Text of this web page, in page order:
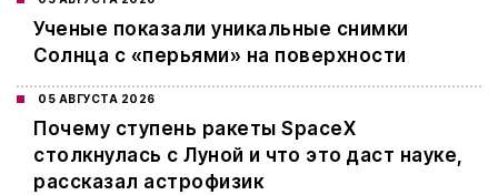
Ученые показали уникальные снимки
Солнца с «перьями» на поверхности
05 АВГУСТА 2026
Почему ступень ракеты SpaceX
столкнулась с Луной и что это даст науке,
рассказал астрофизик